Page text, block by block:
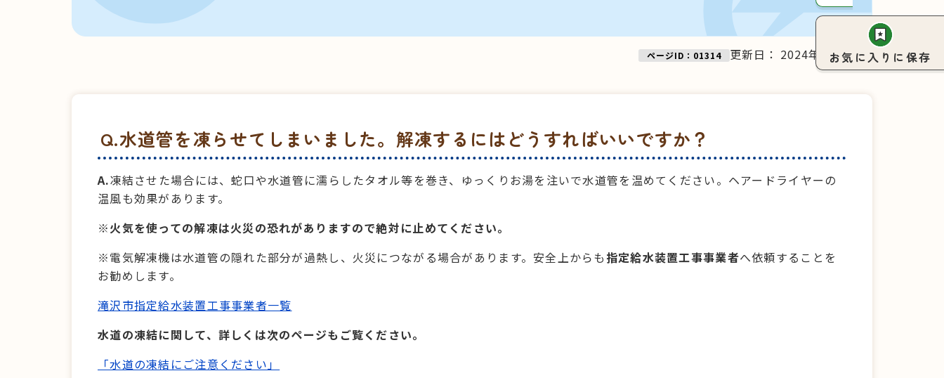
お気に入りに保存
ページID：01314 更新日： 2024年08月06日
Q.水道管を凍らせてしまいました。解凍するにはどうすればいいですか？
A.凍結させた場合には、蛇口や水道管に濡らしたタオル等を巻き、ゆっくりお湯を注いで水道管を温めてください。ヘアードライヤーの
温風も効果があります。
※火気を使っての解凍は火災の恐れがありますので絶対に止めてください。
※電気解凍機は水道管の隠れた部分が過熱し、火災につながる場合があります。安全上からも 指定給水装置工事事業者へ依頼することを
お勧めします。
滝沢市指定給水装置工事事業者一覧
水道の凍結に関して、詳しくは次のページもご覧ください。
「水道の凍結にご注意ください」